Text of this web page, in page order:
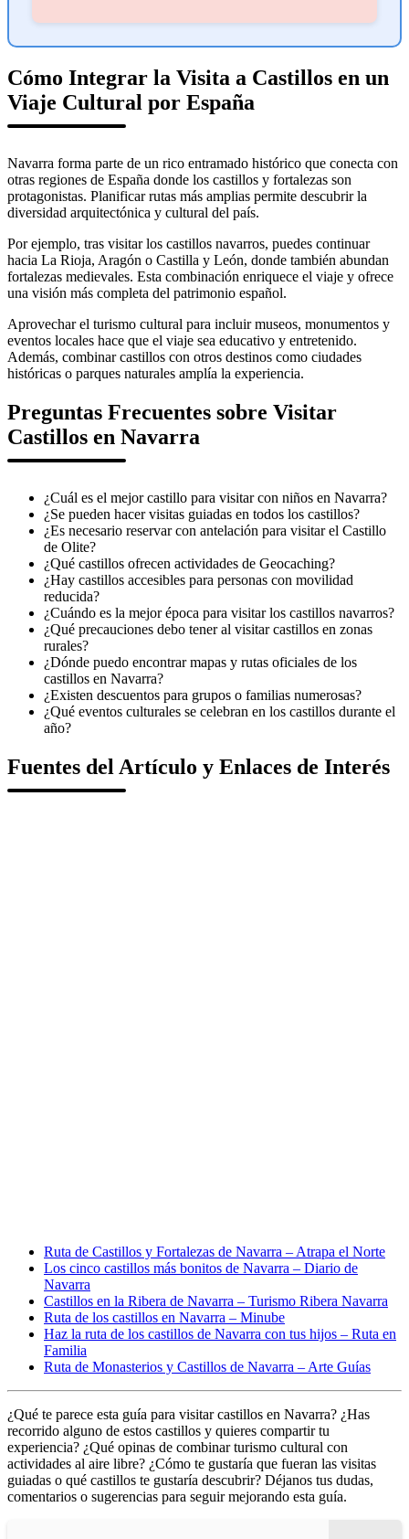
Cómo Integrar la Visita a Castillos en un
Viaje Cultural por España
Navarra forma parte de un rico entramado histórico que conecta con
otras regiones de España donde los castillos y fortalezas son
protagonistas. Planificar rutas más amplias permite descubrir la
diversidad arquitectónica y cultural del país.
Por ejemplo, tras visitar los castillos navarros, puedes continuar
hacia La Rioja, Aragón o Castilla y León, donde también abundan
fortalezas medievales. Esta combinación enriquece el viaje y ofrece
una visión más completa del patrimonio español.
Aprovechar el turismo cultural para incluir museos, monumentos y
eventos locales hace que el viaje sea educativo y entretenido.
Además, combinar castillos con otros destinos como ciudades
históricas o parques naturales amplía la experiencia.
Preguntas Frecuentes sobre Visitar
Castillos en Navarra
¿Cuál es el mejor castillo para visitar con niños en Navarra?
¿Se pueden hacer visitas guiadas en todos los castillos?
¿Es necesario reservar con antelación para visitar el Castillo
de Olite?
¿Qué castillos ofrecen actividades de Geocaching?
¿Hay castillos accesibles para personas con movilidad
reducida?
¿Cuándo es la mejor época para visitar los castillos navarros?
¿Qué precauciones debo tener al visitar castillos en zonas
rurales?
¿Dónde puedo encontrar mapas y rutas oficiales de los
castillos en Navarra?
¿Existen descuentos para grupos o familias numerosas?
¿Qué eventos culturales se celebran en los castillos durante el
año?
Fuentes del Artículo y Enlaces de Interés
Ruta de Castillos y Fortalezas de Navarra – Atrapa el Norte
Los cinco castillos más bonitos de Navarra – Diario de
Navarra
Castillos en la Ribera de Navarra – Turismo Ribera Navarra
Ruta de los castillos en Navarra – Minube
Haz la ruta de los castillos de Navarra con tus hijos – Ruta en
Familia
Ruta de Monasterios y Castillos de Navarra – Arte Guías
¿Qué te parece esta guía para visitar castillos en Navarra? ¿Has
recorrido alguno de estos castillos y quieres compartir tu
experiencia? ¿Qué opinas de combinar turismo cultural con
actividades al aire libre? ¿Cómo te gustaría que fueran las visitas
guiadas o qué castillos te gustaría descubrir? Déjanos tus dudas,
comentarios o sugerencias para seguir mejorando esta guía.